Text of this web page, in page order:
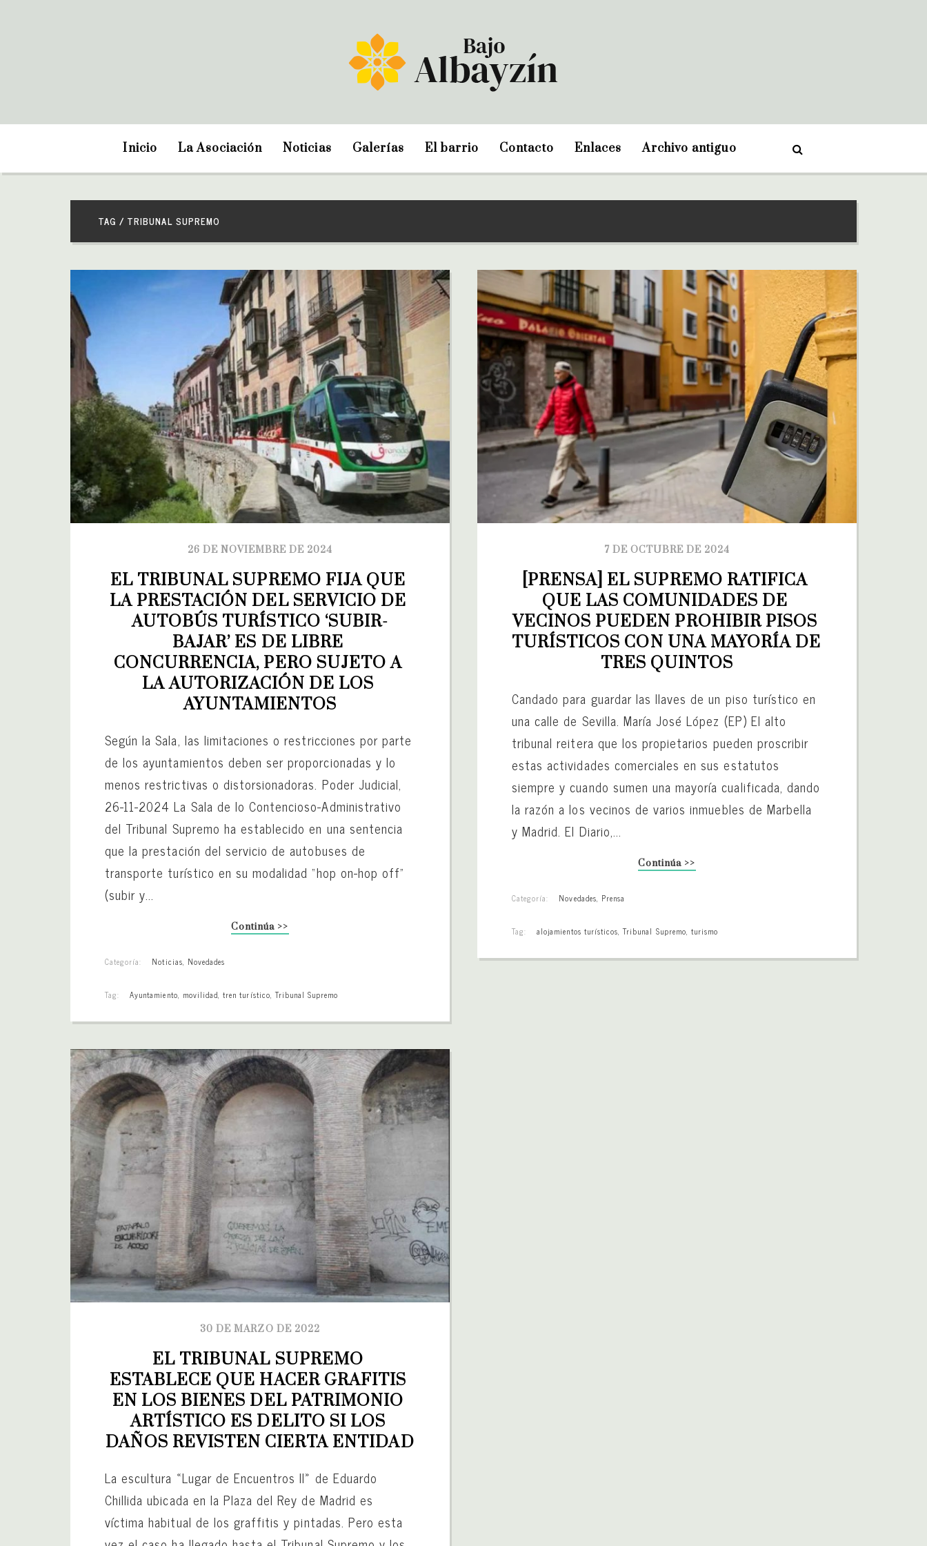
Inicio La Asociación Noticias Galerías El barrio Contacto Enlaces Archivo antiguo
TAG / TRIBUNAL SUPREMO
26 DE NOVIEMBRE DE 2024
EL TRIBUNAL SUPREMO FIJA QUE
LA PRESTACIÓN DEL SERVICIO DE
AUTOBÚS TURÍSTICO ‘SUBIR-
BAJAR’ ES DE LIBRE
CONCURRENCIA, PERO SUJETO A
LA AUTORIZACIÓN DE LOS
AYUNTAMIENTOS
Según la Sala, las limitaciones o restricciones por parte
de los ayuntamientos deben ser proporcionadas y lo
menos restrictivas o distorsionadoras. Poder Judicial,
26-11-2024 La Sala de lo Contencioso-Administrativo
del Tribunal Supremo ha establecido en una sentencia
que la prestación del servicio de autobuses de
transporte turístico en su modalidad “hop on-hop off”
(subir y...
Continúa >>
Categoría: Noticias, Novedades
Tag: Ayuntamiento, movilidad,tren turístico,Tribunal Supremo
7 DE OCTUBRE DE 2024
[PRENSA] EL SUPREMO RATIFICA
QUE LAS COMUNIDADES DE
VECINOS PUEDEN PROHIBIR PISOS
TURÍSTICOS CON UNA MAYORÍA DE
TRES QUINTOS
Candado para guardar las llaves de un piso turístico en
una calle de Sevilla. María José López (EP) El alto
tribunal reitera que los propietarios pueden proscribir
estas actividades comerciales en sus estatutos
siempre y cuando sumen una mayoría cualificada, dando
la razón a los vecinos de varios inmuebles de Marbella
y Madrid. El Diario,...
Continúa >>
Categoría: Novedades, Prensa
Tag: alojamientos turísticos,Tribunal Supremo, turismo
30 DE MARZO DE 2022
EL TRIBUNAL SUPREMO
ESTABLECE QUE HACER GRAFITIS
EN LOS BIENES DEL PATRIMONIO
ARTÍSTICO ES DELITO SI LOS
DAÑOS REVISTEN CIERTA ENTIDAD
La escultura «Lugar de Encuentros II» de Eduardo
Chillida ubicada en la Plaza del Rey de Madrid es
víctima habitual de los graffitis y pintadas. Pero esta